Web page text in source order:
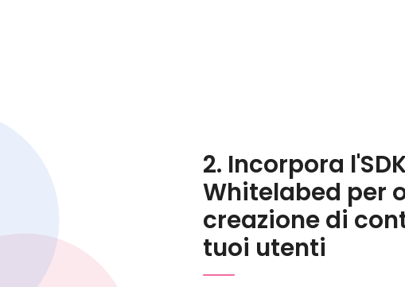
2. Incorpora
Whitelabed per
creazione di
tuoi utenti